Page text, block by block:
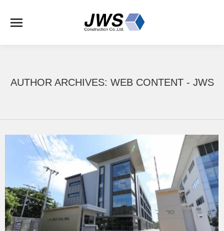
AUTHOR ARCHIVES: WEB CONTENT - JWS